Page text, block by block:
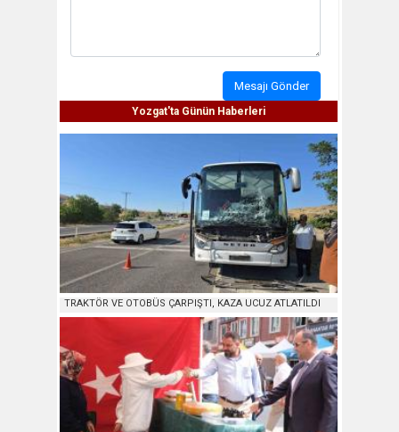
Mesajı Gönder
Yozgat'ta Günün Haberleri
TRAKTÖR VE OTOBÜS ÇARPIŞTI, KAZA UCUZ ATLATILDI